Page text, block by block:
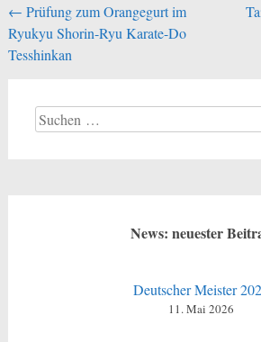
Beitragsnavigation
← Prüfung zum Orangegurt im
Ryukyu Shorin-Ryu Karate-Do
Tesshinkan
Suchen
nach:
News: neuester
Deutscher Meister
11. Mai 2026